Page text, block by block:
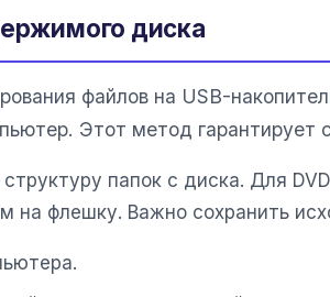
диска
файлов на USB-
Этот метод
папок с диска. Для
на флешку. Важно сохранить